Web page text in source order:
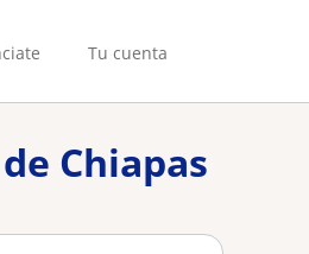
Tu cuenta
Chiapas